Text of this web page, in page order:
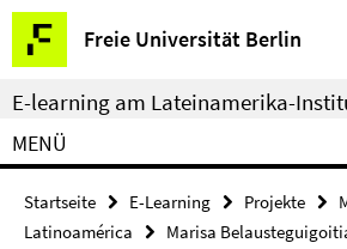
Springe
direkt
zu
Inhalt
Freie Universität Berlin
Service-
Navigation
E-learning am Lateinamerika-
MENÜ
Startseite E-Learning Projekte
Latinoamérica
Marisa